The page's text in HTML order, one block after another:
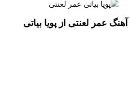
عمر لعنتی از پویا بیاتی